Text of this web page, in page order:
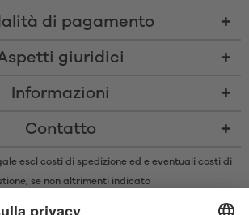
di pagamento
giuridici
Informazioni
Contatto
escl costi di spedizione ed e eventuali costi di
se non altrimenti indicato